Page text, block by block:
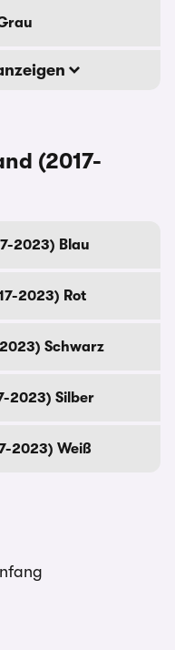
(2017-
2023) Blau
2023) Rot
Schwarz
2023) Silber
2023) Weiß